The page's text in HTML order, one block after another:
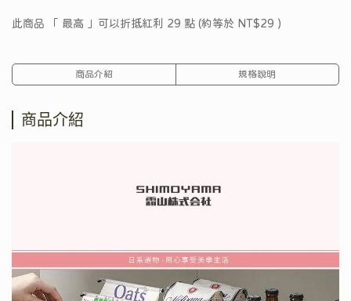
此商品 「 最高 」可以折抵紅利 29 點 (約等於 NT$29 )
商品介紹 規格說明
商品介紹